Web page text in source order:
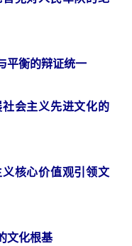
衡的辩证统一
会主义先进文化的
核心价值观引领文
文化根基